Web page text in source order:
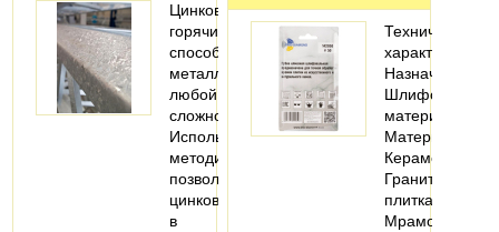
Цинкование
горячим
способом
металлоконструкций
любой
сложности.
Используемая
методика
позволяет
цинковать
в
Технические
характеристики
Назначение:
Шлифовать
материал
Материалы:
Керамогранит;
Гранитная
плитка;
Мраморная